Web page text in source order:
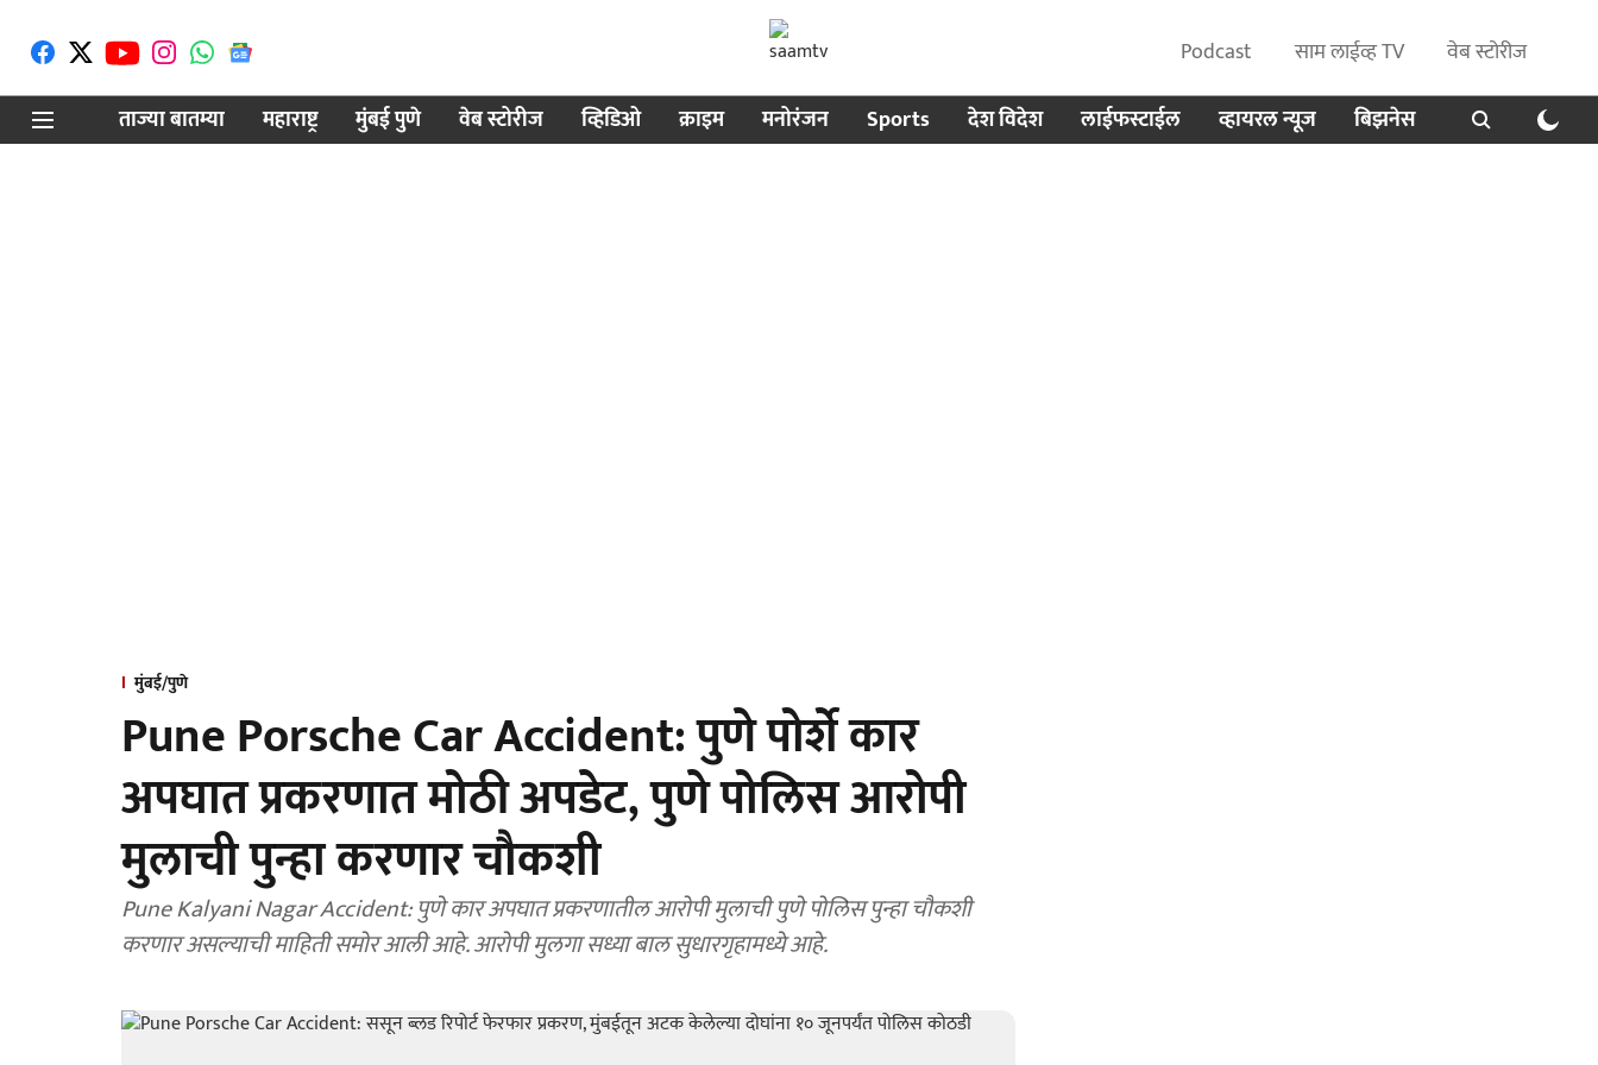
Podcast साम लाईव्ह TV
वेब स्टोरीज
ताज्या बातम्या
महाराष्ट्र मुंबई पुणे वेब स्टोरीज व्हिडिओ क्राइम मनोरंजन Sports देश विदेश लाईफस्टाईल व्हायरल न्यूज बिझनेस
मुंबई/पुणे
Pune Porsche Car Accident: पुणे पोर्शे कार
अपघात प्रकरणात मोठी अपडेट, पुणे पोलिस आरोपी
मुलाची पुन्हा करणार चौकशी
Pune Kalyani Nagar Accident: पुणे कार अपघात प्रकरणातील आरोपी मुलाची पुणे पोलिस पुन्हा चौकशी
करणार असल्याची माहिती समोर आली आहे. आरोपी मुलगा सध्या बाल सुधारगृहामध्ये आहे.